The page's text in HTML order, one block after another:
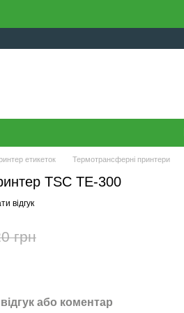
етикеток Термотрансферні принтери
TSC TE-300
відгук
грн
або коментар